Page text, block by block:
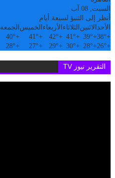
السبت, 08 آب
أنظر إلى التنبؤ لسبعة أيام
الأحدالاثنين الثلاثاء الأربعاء الخميس الجمعة
+
38°
+
39°
+
41°
+
42°
+
41°
+
40°
+
26°
+
28°
+
30°
+
29°
+
27°
+
28°
التقرير نيوز TV